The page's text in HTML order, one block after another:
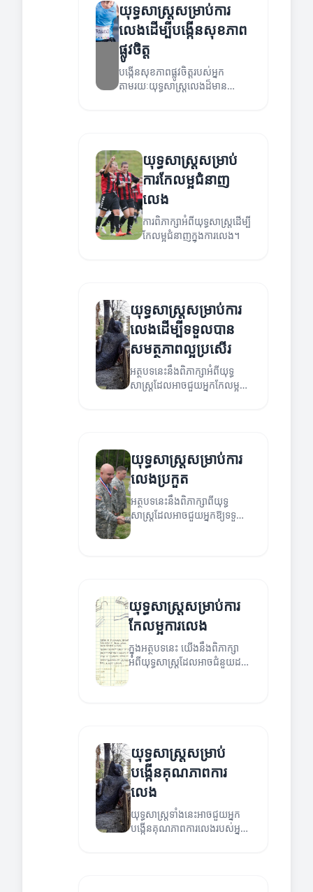
យុទ្ធសាស្ត្រសម្រាប់ការ
លេងដើម្បីបង្កើនសុខភាព
ផ្លូវចិត្ត
បង្កើនសុខភាពផ្លូវចិត្តរបស់អ្នក
តាមរយៈយុទ្ធសាស្ត្រលេងដ៏មាន
យុទ្ធសាស្ត្រសម្រាប់
ការកែលម្អជំនាញ
លេង
ការពិភាក្សាអំពីយុទ្ធសាស្ត្រដើម្បី
កែលម្អជំនាញក្នុងការលេង។
យុទ្ធសាស្ត្រសម្រាប់ការ
លេងដើម្បីទទួលបាន
សមត្ថភាពល្អប្រសើរ
អត្ថបទនេះនឹងពិភាក្សាអំពីយុទ្ធ
សាស្ត្រដែលអាចជួយអ្នកកែលម្អ
យុទ្ធសាស្ត្រសម្រាប់ការ
លេងប្រកួត
អត្ថបទនេះនឹងពិភាក្សាពីយុទ្ធ
សាស្ត្រដែលអាចជួយអ្នកឱ្យទទួល
យុទ្ធសាស្ត្រសម្រាប់ការ
កែលម្អការលេង
ក្នុងអត្ថបទនេះ យើងនឹងពិភាក្សា
អំពីយុទ្ធសាស្ត្រដែលអាចជំនួយដល់
ការកែលម្អការលេងរបស់អ្នក។
យុទ្ធសាស្ត្រសម្រាប់
បង្កើនគុណភាពការ
លេង
យុទ្ធសាស្ត្រទាំងនេះអាចជួយអ្នក
បង្កើនគុណភាពការលេងរបស់អ្នក